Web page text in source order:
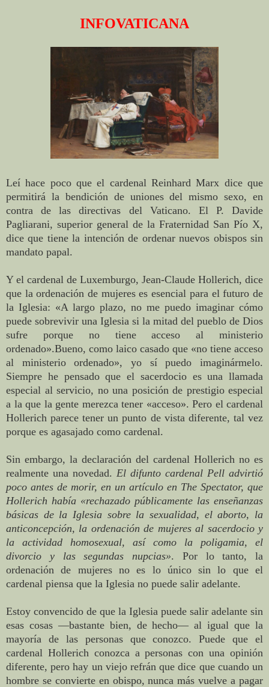
INFOVATICANA
Leí hace poco que el cardenal Reinhard Marx dice que
permitirá la bendición de uniones del mismo sexo, en
contra de las directivas del Vaticano. El P. Davide
Pagliarani, superior general de la Fraternidad San Pío X,
dice que tiene la intención de ordenar nuevos obispos sin
mandato papal.
Y el cardenal de Luxemburgo, Jean-Claude Hollerich, dice
que la ordenación de mujeres es esencial para el futuro de
la Iglesia: «A largo plazo, no me puedo imaginar cómo
puede sobrevivir una Iglesia si la mitad del pueblo de Dios
sufre porque no tiene acceso al ministerio
ordenado».Bueno, como laico casado que «no tiene acceso
al ministerio ordenado», yo sí puedo imaginármelo.
Siempre he pensado que el sacerdocio es una llamada
especial al servicio, no una posición de prestigio especial
a la que la gente merezca tener «acceso». Pero el cardenal
Hollerich parece tener un punto de vista diferente, tal vez
porque es agasajado como cardenal.
Sin embargo, la declaración del cardenal Hollerich no es
realmente una novedad. El difunto cardenal Pell advirtió
poco antes de morir, en un artículo en The Spectator, que
Hollerich había «rechazado públicamente las enseñanzas
básicas de la Iglesia sobre la sexualidad, el aborto, la
anticoncepción, la ordenación de mujeres al sacerdocio y
la actividad homosexual, así como la poligamia, el
divorcio y las segundas nupcias». Por lo tanto, la
ordenación de mujeres no es lo único sin lo que el
cardenal piensa que la Iglesia no puede salir adelante.
Estoy convencido de que la Iglesia puede salir adelante sin
esas cosas —bastante bien, de hecho— al igual que la
mayoría de las personas que conozco. Puede que el
cardenal Hollerich conozca a personas con una opinión
diferente, pero hay un viejo refrán que dice que cuando un
hombre se convierte en obispo, nunca más vuelve a pagar